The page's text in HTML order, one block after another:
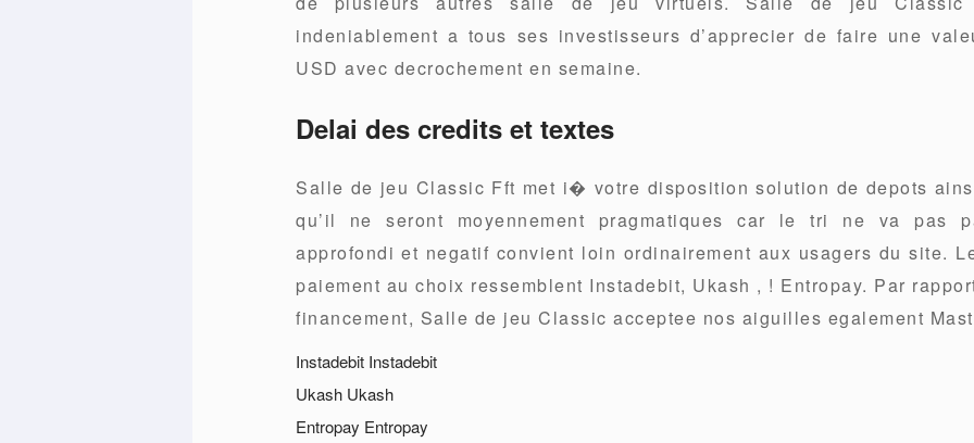
indeniablement a tous ses investisseurs d’apprecier de faire une
USD avec decrochement en semaine.
Delai des credits et textes
Salle de jeu Classic Fft met i� votre disposition solution de depots
qu’il ne seront moyennement pragmatiques car le tri ne va pas
approfondi et negatif convient loin ordinairement aux usagers du site.
paiement au choix ressemblent Instadebit, Ukash , ! Entropay. Par
financement, Salle de jeu Classic acceptee nos aiguilles egalement
Instadebit Instadebit
Ukash Ukash
Entropay Entropay